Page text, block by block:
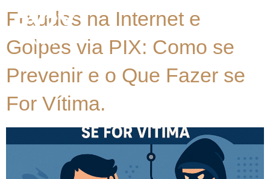
Fraudes na Internet e
Golpes via PIX: Como se
Prevenir e o Que Fazer se
For Vítima.